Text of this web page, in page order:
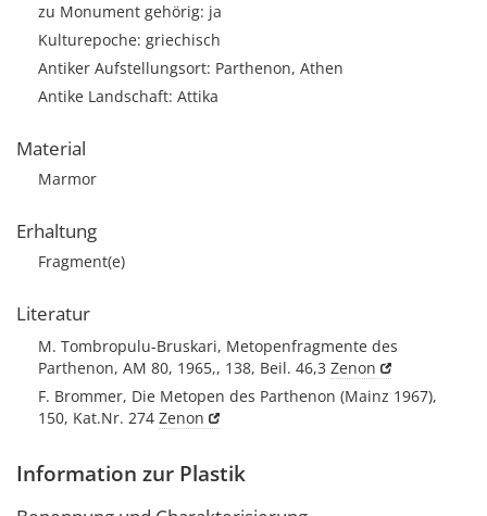
zu Monument gehörig: ja
Kulturepoche: griechisch
Antiker Aufstellungsort: Parthenon, Athen
Antike Landschaft: Attika
Material
Marmor
Erhaltung
Fragment(e)
Literatur
M. Tombropulu-Bruskari, Metopenfragmente des
Parthenon, AM 80, 1965,, 138, Beil. 46,3 Zenon
F. Brommer, Die Metopen des Parthenon (Mainz 1967),
150, Kat.Nr. 274 Zenon
Information zur Plastik